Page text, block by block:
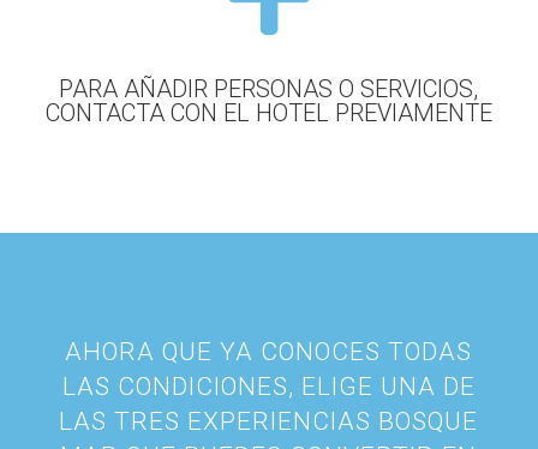
PARA AÑADIR PERSONAS O SERVICIOS,
CONTACTA CON EL HOTEL PREVIAMENTE
AHORA QUE YA CONOCES TODAS
LAS CONDICIONES, ELIGE UNA DE
LAS TRES EXPERIENCIAS BOSQUE